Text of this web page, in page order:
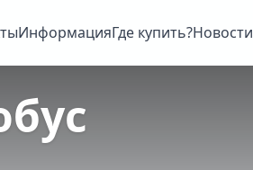
ИнформацияГде купить?Новости